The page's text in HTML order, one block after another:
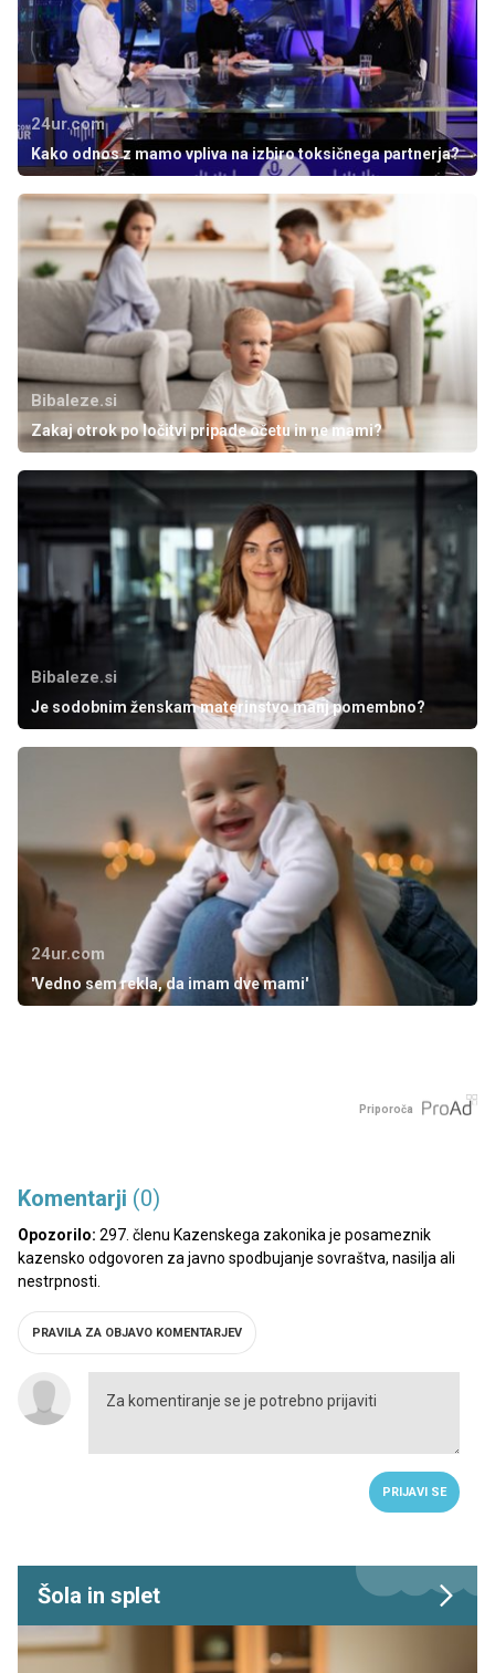
24ur.com
Kako odnos z mamo vpliva na izbiro toksičnega partnerja?
Bibaleze.si
Zakaj otrok po ločitvi pripade očetu in ne mami?
Bibaleze.si
Je sodobnim ženskam materinstvo manj pomembno?
24ur.com
'Vedno sem rekla, da imam dve mami'
Priporoča
Komentarji (0)
Opozorilo: 297. členu Kazenskega zakonika je posameznik
kazensko odgovoren za javno spodbujanje sovraštva, nasilja ali
nestrpnosti.
PRAVILA ZA OBJAVO KOMENTARJEV
PRIJAVI SE
Šola in splet